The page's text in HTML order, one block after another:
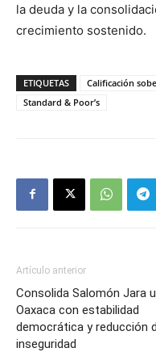
la deuda y la
crecimiento sostenido.
ETIQUETAS Calificación
Standard & Poor’s
Artículo anterior
Consolida Salomón Jara
Oaxaca con estabilidad
democrática y reducción
inseguridad